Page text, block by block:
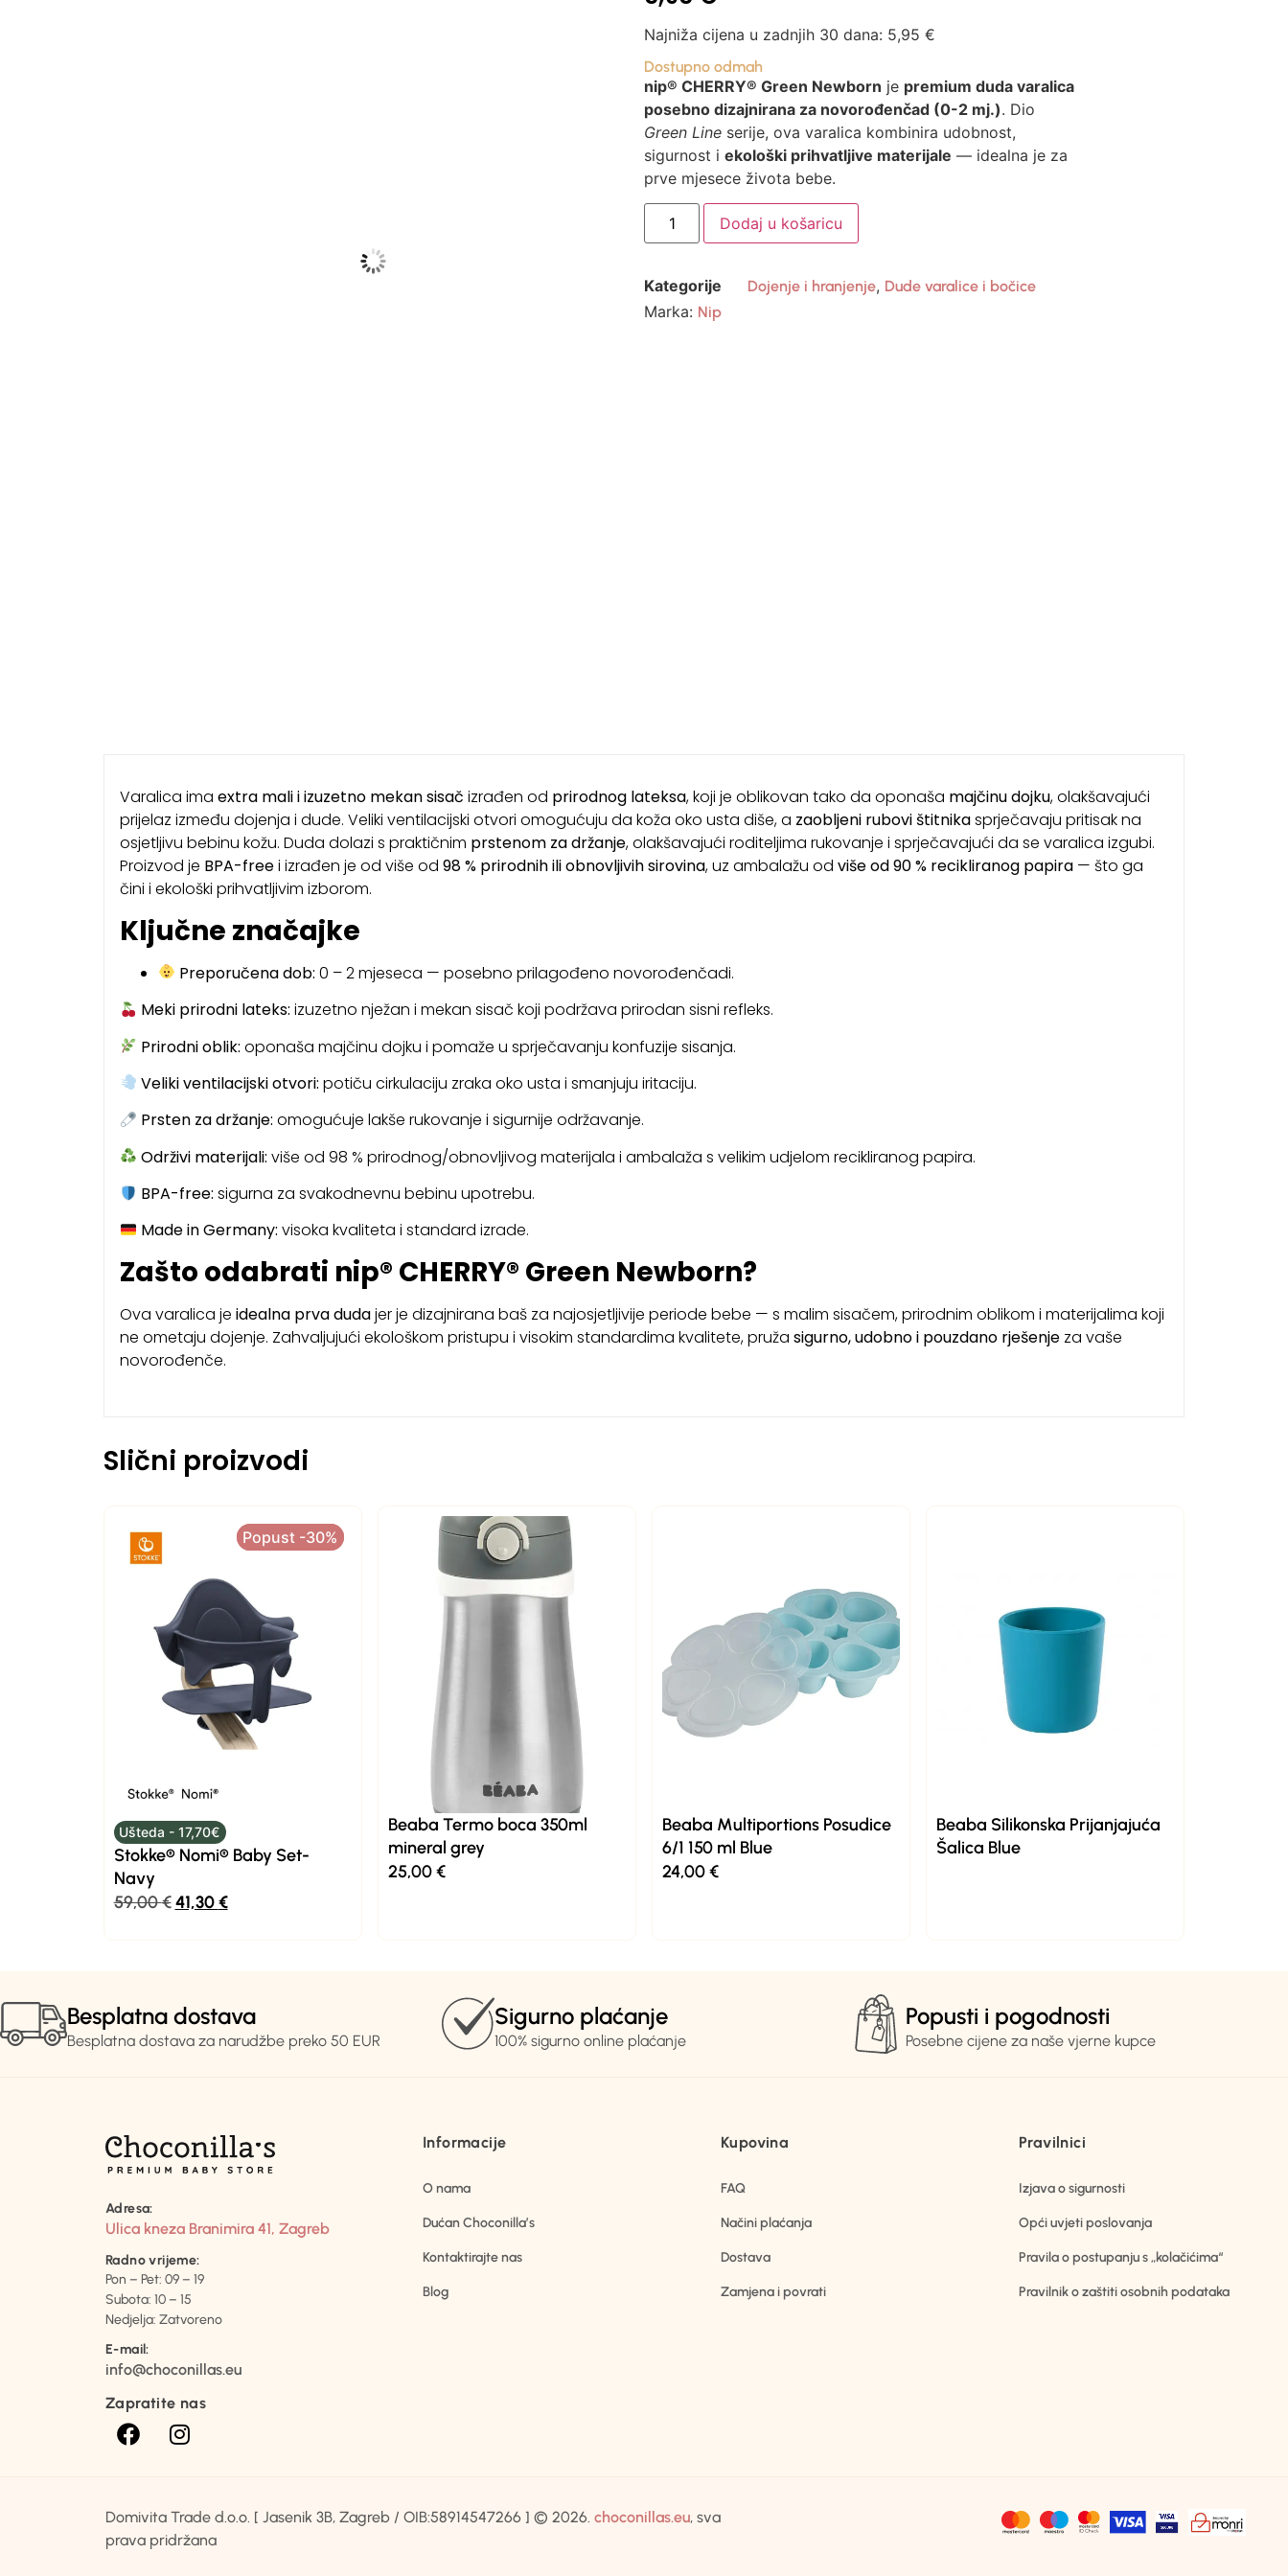
Najniža cijena u zadnjih 30 dana: 5,95 €
Dostupno odmah
nip® CHERRY® Green Newborn je premium duda varalica
posebno dizajnirana za novorođenčad (0-2 mj.). Dio
Green Line serije, ova varalica kombinira udobnost,
sigurnost i ekološki prihvatljive materijale — idealna je za
prve mjesece života bebe.
Dodaj u košaricu
Kategorije Dojenje i hranjenje, Dude varalice i bočice
Marka: Nip
Varalica ima extra mali i izuzetno mekan sisač izrađen od prirodnog lateksa, koji je oblikovan tako da oponaša majčinu dojku, olakšavajući
prijelaz između dojenja i dude. Veliki ventilacijski otvori omogućuju da koža oko usta diše, a zaobljeni rubovi štitnikasprječavaju pritisak na
osjetljivu bebinu kožu. Duda dolazi s praktičnim prstenom za držanje, olakšavajući roditeljima rukovanje i sprječavajući da se varalica izgubi.
Proizvod je BPA-freei izrađen je od više od 98 % prirodnih ili obnovljivih sirovina, uz ambalažu od više od 90 % recikliranog papira— što ga
čini i ekološki prihvatljivim izborom.
Ključne značajke
Preporučena dob: 0 – 2 mjeseca — posebno prilagođeno novorođenčadi.
Meki prirodni lateks: izuzetno nježan i mekan sisač koji podržava prirodan sisni refleks.
Prirodni oblik: oponaša majčinu dojku i pomaže u sprječavanju konfuzije sisanja.
Veliki ventilacijski otvori: potiču cirkulaciju zraka oko usta i smanjuju iritaciju.
Prsten za držanje: omogućuje lakše rukovanje i sigurnije održavanje.
Održivi materijali: više od 98 % prirodnog/obnovljivog materijala i ambalaža s velikim udjelom recikliranog papira.
BPA-free: sigurna za svakodnevnu bebinu upotrebu.
Made in Germany: visoka kvaliteta i standard izrade.
Zašto odabrati nip® CHERRY® Green Newborn?
Ova varalica je idealna prva dudajer je dizajnirana baš za najosjetljivije periode bebe — s malim sisačem, prirodnim oblikom i materijalima koji
ne ometaju dojenje. Zahvaljujući ekološkom pristupu i visokim standardima kvalitete, pruža sigurno, udobno i pouzdano rješenjeza vaše
novorođenče.
Slični proizvodi
Popust -30%
Popust -30%
Ušteda - 17,70€
Stokke® Nomi® Baby Set-
Navy
59,00€ 41,30€
Beaba Termo boca 350ml
mineral grey
25,00€
Beaba Multiportions Posudice
6/1 150 ml Blue
24,00€
Beaba Silikonska Prijanjajuća
Šalica Blue
Besplatna dostava
Besplatna dostava za narudžbe preko 50 EUR
Sigurno plaćanje
100% sigurno online plaćanje
Popusti i pogodnosti
Posebne cijene za naše vjerne kupce
Adresa:
Ulica kneza Branimira 41, Zagreb
Radno vrijeme:
Pon – Pet: 09 – 19
Subota: 10 – 15
Nedjelja: Zatvoreno
E-mail:
info@choconillas.eu
Zapratite nas
Informacije
O nama
Dućan Choconilla’s
Kontaktirajte nas
Blog
Kupovina
FAQ
Načini plaćanja
Dostava
Zamjena i povrati
Pravilnici
Izjava o sigurnosti
Opći uvjeti poslovanja
Pravila o postupanju s „kolačićima“
Pravilnik o zaštiti osobnih podataka
Domivita Trade d.o.o. [ Jasenik 3B, Zagreb / OIB:58914547266 ] © 2026. choconillas.eu, sva
prava pridržana